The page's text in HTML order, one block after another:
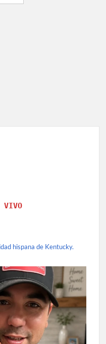
VIVO
hispana de Kentucky.